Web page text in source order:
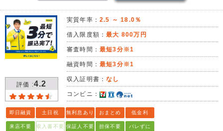
評価 :4.2
実質年率： 2.5 ～ 18.0％
借入限度額：最大 800万円
審査時間： 最短3分※1
融資時間： 最短3分※1
収入証明書：なし
コンビニ：
即日融資 土日祝 無利息あり おまとめ 低金利
来店不要 収入書不要 保証人不要 担保不要 バレずに